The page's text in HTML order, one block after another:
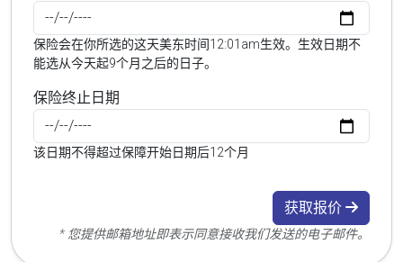
保险会在你所选的这天美东时间12:01am生效。生效日期不
能选从今天起9个月之后的日子。
保险终止日期
该日期不得超过保障开始日期后12个月
获取报价
* 您提供邮箱地址即表示同意接收我们发送的电子邮件。